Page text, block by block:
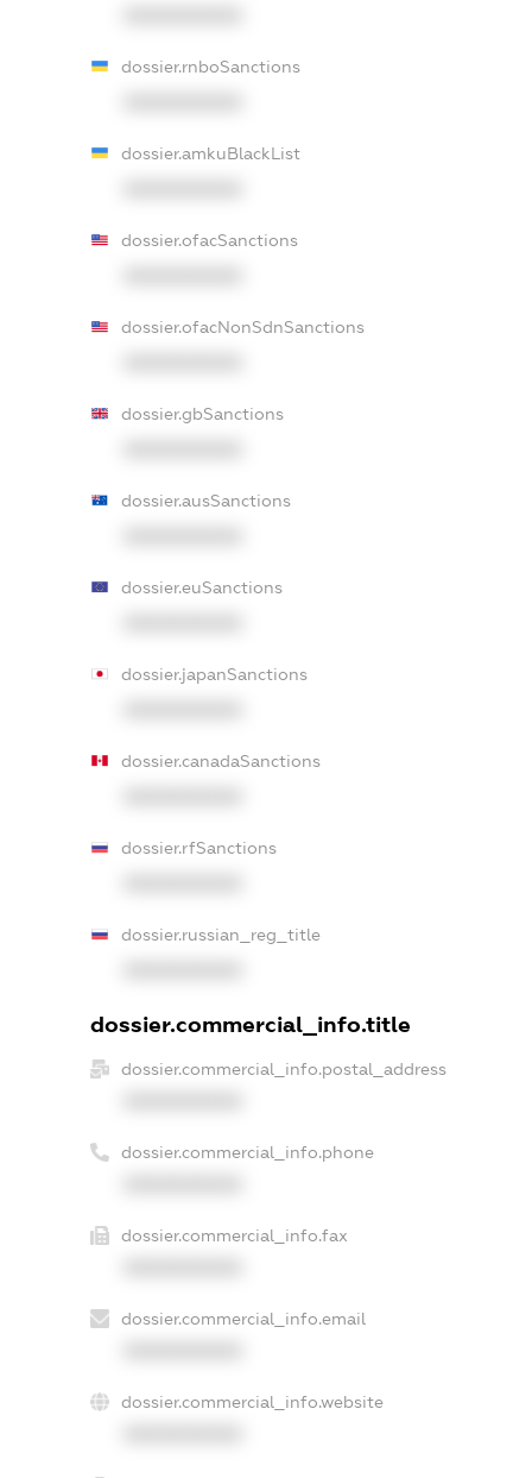
dossier.rnboSanctions
dossier.amkuBlackList
dossier.ofacSanctions
dossier.ofacNonSdnSanctions
dossier.gbSanctions
dossier.ausSanctions
dossier.euSanctions
dossier.japanSanctions
dossier.canadaSanctions
dossier.rfSanctions
dossier.russian_reg_title
dossier.commercial_info.title
dossier.commercial_info.postal_address
dossier.commercial_info.phone
dossier.commercial_info.fax
dossier.commercial_info.email
dossier.commercial_info.website